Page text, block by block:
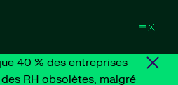
40 % des entreprises
RH obsolètes, malgré